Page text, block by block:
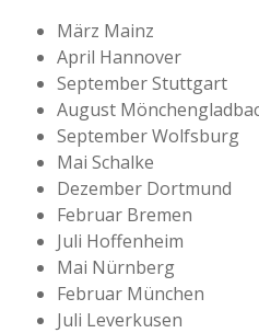
März Mainz
April Hannover
September Stuttgart
August
September Wolfsburg
Mai Schalke
Dezember Dortmund
Februar Bremen
Juli Hoffenheim
Mai Nürnberg
Februar München
Juli Leverkusen